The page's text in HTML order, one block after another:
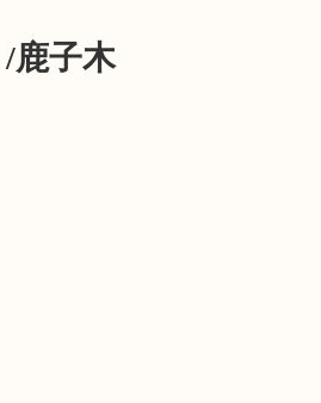
/鹿子木